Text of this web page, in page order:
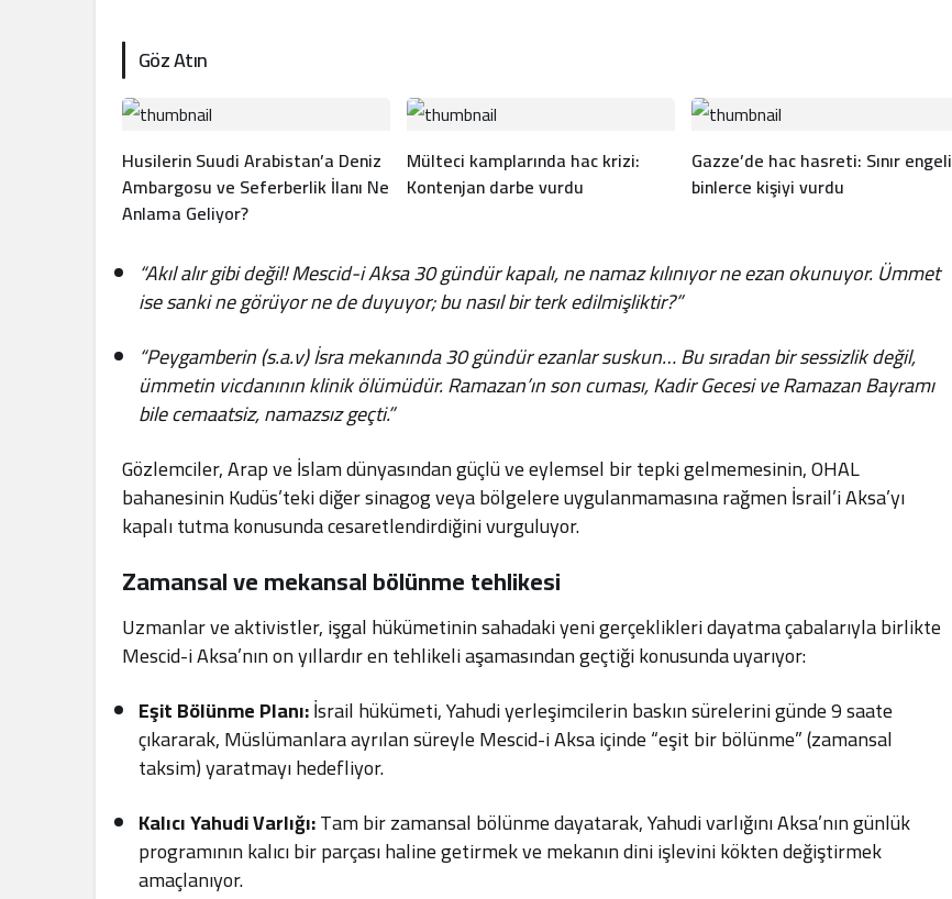
Göz Atın
Husilerin Suudi Arabistan’a Deniz
Ambargosu ve Seferberlik İlanı Ne
Anlama Geliyor?
Mülteci kamplarında hac krizi:
Kontenjan darbe vurdu
Gazze’de hac hasreti: Sınır engeli
binlerce kişiyi vurdu
“Akıl alır gibi değil! Mescid-i Aksa 30 gündür kapalı, ne namaz kılınıyor ne ezan okunuyor. Ümmet
ise sanki ne görüyor ne de duyuyor; bu nasıl bir terk edilmişliktir?”
“Peygamberin (s.a.v) İsra mekanında 30 gündür ezanlar suskun… Bu sıradan bir sessizlik değil,
ümmetin vicdanının klinik ölümüdür. Ramazan’ın son cuması, Kadir Gecesi ve Ramazan Bayramı
bile cemaatsiz, namazsız geçti.”
Gözlemciler, Arap ve İslam dünyasından güçlü ve eylemsel bir tepki gelmemesinin, OHAL
bahanesinin Kudüs’teki diğer sinagog veya bölgelere uygulanmamasına rağmen İsrail’i Aksa’yı
kapalı tutma konusunda cesaretlendirdiğini vurguluyor.
Zamansal ve mekansal bölünme tehlikesi
Uzmanlar ve aktivistler, işgal hükümetinin sahadaki yeni gerçeklikleri dayatma çabalarıyla birlikte
Mescid-i Aksa’nın on yıllardır en tehlikeli aşamasından geçtiği konusunda uyarıyor:
Eşit Bölünme Planı:İsrail hükümeti, Yahudi yerleşimcilerin baskın sürelerini günde 9 saate
çıkararak, Müslümanlara ayrılan süreyle Mescid-i Aksa içinde “eşit bir bölünme” (zamansal
taksim) yaratmayı hedefliyor.
Kalıcı Yahudi Varlığı:Tam bir zamansal bölünme dayatarak, Yahudi varlığını Aksa’nın günlük
programının kalıcı bir parçası haline getirmek ve mekanın dini işlevini kökten değiştirmek
amaçlanıyor.